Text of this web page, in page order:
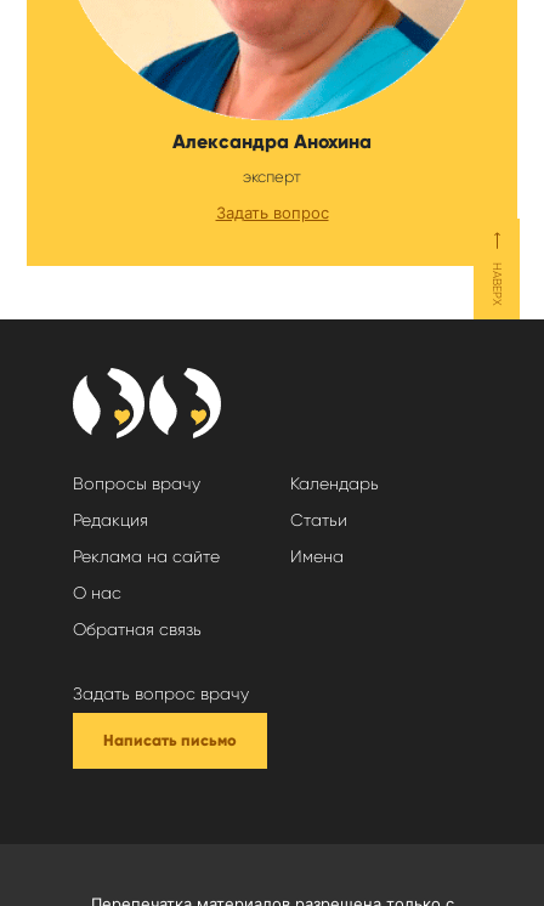
Александра Анохина
эксперт
Задать вопрос
⟵
НАВЕРХ
Вопросы врачу
Редакция
Реклама на сайте
О нас
Обратная связь
Календарь
Статьи
Имена
Задать вопрос врачу
Написать письмо